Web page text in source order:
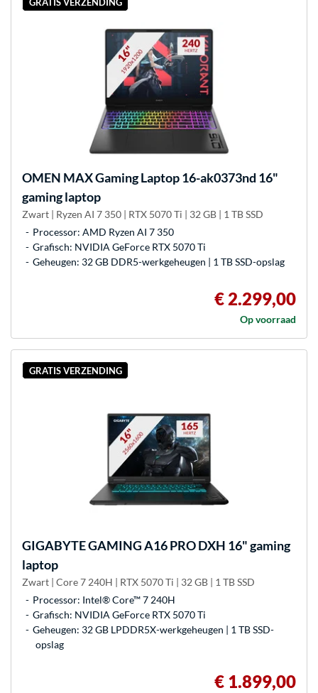
GRATIS VERZENDING
OMEN MAX Gaming Laptop 16-ak0373nd 16"
gaming laptop
Zwart | Ryzen AI 7 350 | RTX 5070 Ti | 32 GB | 1 TB SSD
Processor: AMD Ryzen AI 7 350
Grafisch: NVIDIA GeForce RTX 5070 Ti
Geheugen: 32 GB DDR5-werkgeheugen | 1 TB SSD-opslag
€ 2.299,00
Op voorraad
GRATIS VERZENDING
GIGABYTEGAMING A16 PRO DXH 16" gaming
laptop
Zwart | Core 7 240H | RTX 5070 Ti | 32 GB | 1 TB SSD
Processor: Intel® Core™ 7 240H
Grafisch: NVIDIA GeForce RTX 5070 Ti
Geheugen: 32 GB LPDDR5X-werkgeheugen | 1 TB SSD-
opslag
€ 1.899,00